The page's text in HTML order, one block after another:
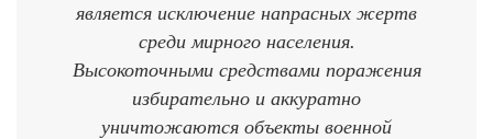
является исключение напрасных жертв
среди мирного населения.
Высокоточными средствами поражения
избирательно и аккуратно
уничтожаются объекты военной